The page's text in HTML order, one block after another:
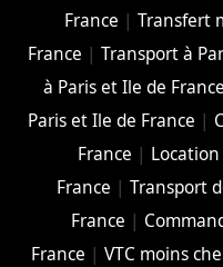
France |Transfert
France |Transport à
à Paris et Ile de France
Paris et Ile de France |
France |
France | Transport
France |
France |VTC moins